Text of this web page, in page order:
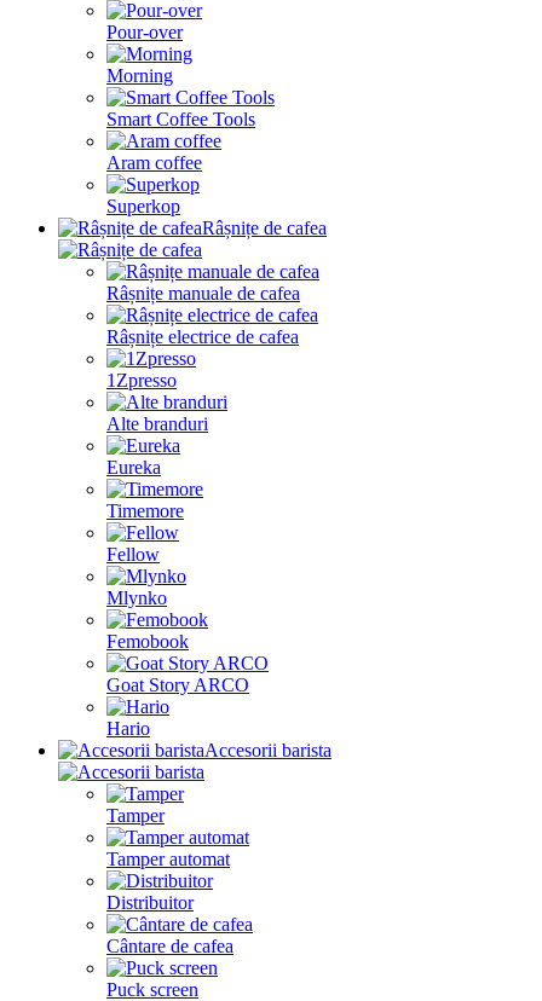
Pour-over
Morning
Smart Coffee Tools
Aram coffee
Superkop
Râșnițe de cafea
Râșnițe manuale de cafea
Râșnițe electrice de cafea
1Zpresso
Alte branduri
Eureka
Timemore
Fellow
Mlynko
Femobook
Goat Story ARCO
Hario
Accesorii barista
Tamper
Tamper automat
Distribuitor
Cântare de cafea
Puck screen